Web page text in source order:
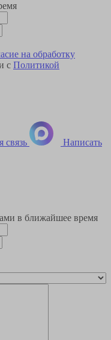
на обработку
с Политикой
связь Написать
в ближайшее время